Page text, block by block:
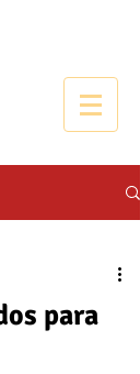
para